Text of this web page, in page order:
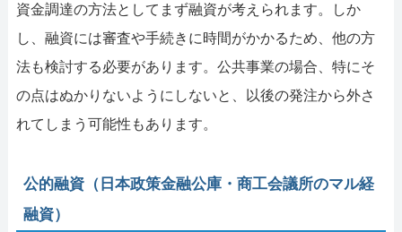
資金調達の方法としてまず融資が考えられます。しか
し、融資には審査や手続きに時間がかかるため、他の方
法も検討する必要があります。公共事業の場合、特にそ
の点はぬかりないようにしないと、以後の発注から外さ
れてしまう可能性もあります。
公的融資（日本政策金融公庫・商工会議所のマル経
融資）